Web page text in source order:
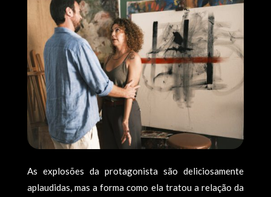
As explosões da protagonista são deliciosamente
aplaudidas, mas a forma como ela tratou a relação da